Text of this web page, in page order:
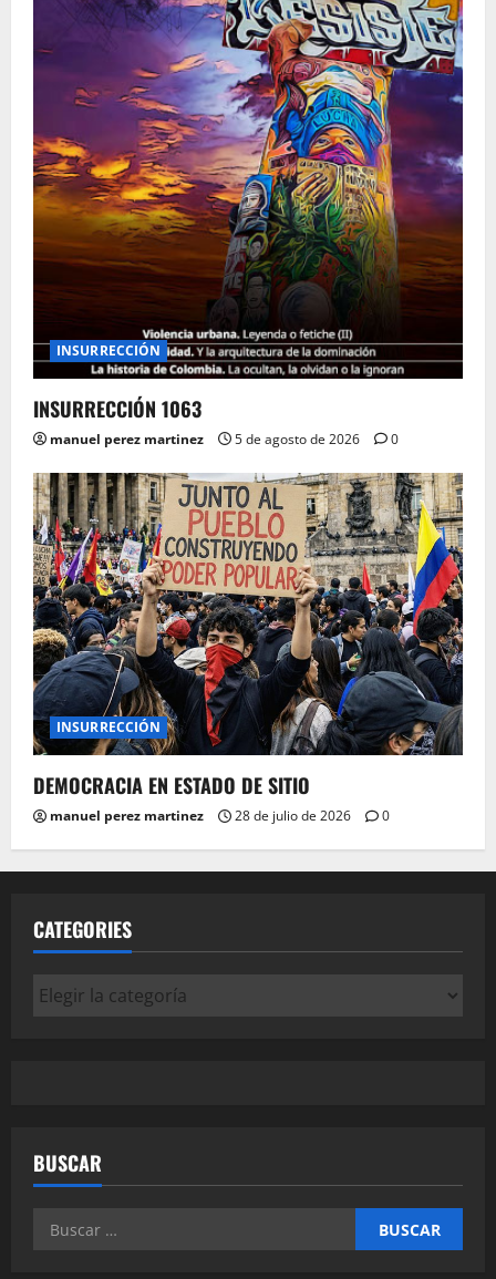
INSURRECCIÓN
INSURRECCIÓN 1063
manuel perez martinez 5 de agosto de 2026 0
INSURRECCIÓN
DEMOCRACIA EN ESTADO DE SITIO
manuel perez martinez 28 de julio de 2026 0
CATEGORIES
Categories
BUSCAR
Buscar: